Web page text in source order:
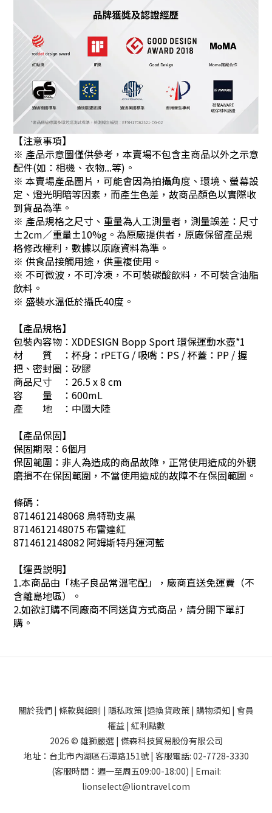
【注意事項】
※ 產品示意圖僅供參考，本賣場不包含主商品以外之示意
配件(如：相機、衣物...等)。
※ 本賣場產品圖片，可能會因為拍攝角度、環境、螢幕設
定、燈光明暗等因素，而產生色差，故商品顏色以實際收
到貨品為準。
※ 產品規格之尺寸、重量為人工測量者，測量誤差：尺寸
±2cm／重量±10%g。為原廠提供者，原廠保留產品規
格修改權利，數據以原廠資料為準。
※ 供食品接觸用途，供重複使用。
※ 不可微波，不可冷凍，不可裝碳酸飲料，不可裝含油脂
飲料。
※ 盛裝水溫低於攝氏40度。
【產品規格】
包裝內容物：XDDESIGN Bopp Sport 環保運動水壺*1
材 質 ：杯身：rPETG / 吸嘴：PS / 杯蓋：PP / 握
把、密封圈：矽膠
商品尺寸 ：26.5 x 8 cm
容 量 ：600mL
產 地 ：中國大陸
【產品保固】
保固期限：6個月
保固範圍：非人為造成的商品故障，正常使用造成的外觀
磨損不在保固範圍，不當使用造成的故障不在保固範圍。
條碼：
8714612148068 烏特勒支黑
8714612148075 布雷達紅
8714612148082 阿姆斯特丹運河藍
【運費説明】
1.本商品由「桃子良品常溫宅配」，廠商直送免運費（不
含離島地區）。
2.如欲訂購不同廠商不同送貨方式商品，請分開下單訂
購。
關於我們 | 條款與細則 | 隱私政策 |退換貨政策 | 購物須知 | 會員
權益| 紅利點數
2026 © 雄獅嚴選 | 傑森科技貿易股份有限公司
地址：台北市內湖區石潭路151號 | 客服電話: 02-7728-3330
(客服時間：週一至周五09:00-18:00) | Email:
lionselect@liontravel.com